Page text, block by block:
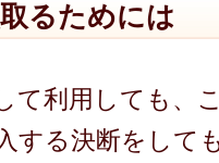
るためには
て利用しても、
する決断をして